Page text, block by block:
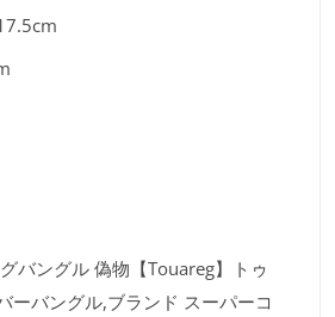
バングル 偽物【Touareg】トゥ
ーバングル,ブランド スーパーコ